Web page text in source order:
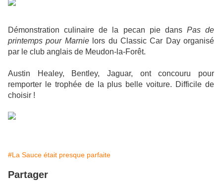
Démonstration culinaire de la pecan pie dans Pas de
printemps pour Marnielors du Classic Car Day organisé
par le club anglais de Meudon-la-Forêt.
Austin Healey, Bentley, Jaguar, ont concouru pour
remporter le trophée de la plus belle voiture. Difficile de
choisir !
#La Sauce était presque parfaite
Partager